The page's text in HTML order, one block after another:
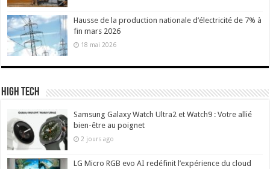
Hausse de la production nationale d’électricité de 7% à
fin mars 2026
18 mai 2026
High Tech
Samsung Galaxy Watch Ultra2 et Watch9 : Votre allié
bien-être au poignet
2 jours ago
LG Micro RGB evo AI redéfinit l’expérience du cloud